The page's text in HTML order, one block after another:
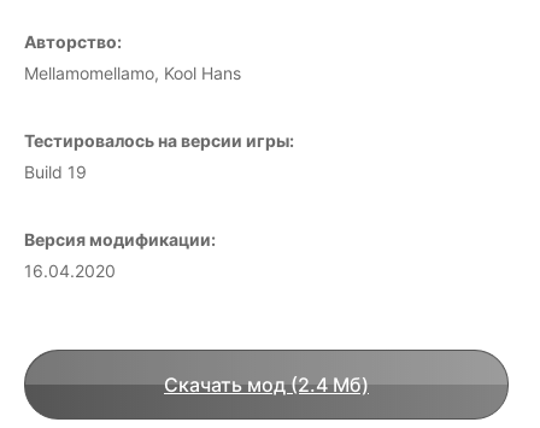
Авторство:
Mellamomellamo, Kool Hans
Тестировалось на версии игры:
Build 19
Версия модификации:
16.04.2020
Скачать мод (2.4 Мб)